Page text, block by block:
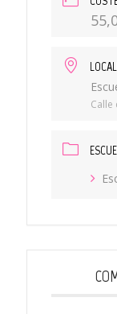
Calle